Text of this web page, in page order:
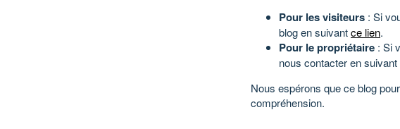
Pour les visiteurs : Si
blog en suivantce lien.
Pour le propriétaire : Si
nous contacter en suivant
Nous espérons que ce blog
compréhension.